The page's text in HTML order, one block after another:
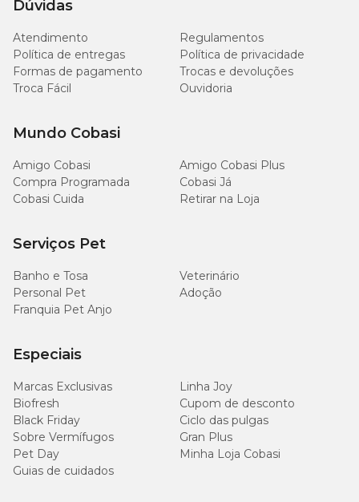
Dúvidas
Atendimento
Regulamentos
Política de entregas
Política de privacidade
Formas de pagamento
Trocas e devoluções
Troca Fácil
Ouvidoria
Mundo Cobasi
Amigo Cobasi
Amigo Cobasi Plus
Compra Programada
Cobasi Já
Cobasi Cuida
Retirar na Loja
Serviços Pet
Banho e Tosa
Veterinário
Personal Pet
Adoção
Franquia Pet Anjo
Especiais
Marcas Exclusivas
Linha Joy
Biofresh
Cupom de desconto
Black Friday
Ciclo das pulgas
Sobre Vermífugos
Gran Plus
Pet Day
Minha Loja Cobasi
Guias de cuidados